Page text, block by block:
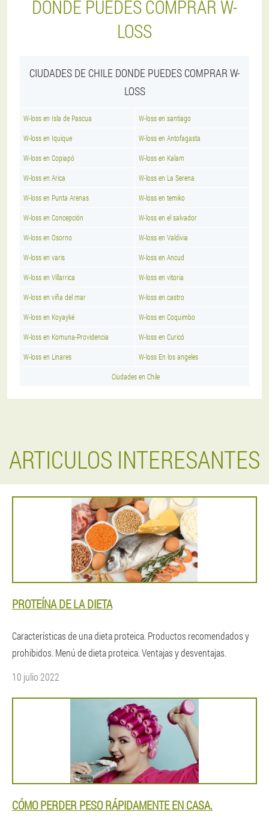
DONDE PUEDES COMPRAR W-
LOSS
CIUDADES DE CHILE DONDE PUEDES COMPRAR W-
LOSS
W-loss en Isla de Pascua W-loss en santiago
W-loss en Iquique W-loss en Antofagasta
W-loss en Copiapó W-loss en Kalam
W-loss en Arica W-loss en La Serena
W-loss en Punta Arenas W-loss en temiko
W-loss en Concepción W-loss en el salvador
W-loss en Osorno W-loss en Valdivia
W-loss en varis W-loss en Ancud
W-loss en Villarrica W-loss en vitoria
W-loss en viña del mar W-loss en castro
W-loss en Koyayké W-loss en Coquimbo
W-loss en Komuna-Providencia W-loss en Curicó
W-loss en Linares W-loss En los angeles
Ciudades en Chile
ARTICULOS INTERESANTES
PROTEÍNA DE LA DIETA
Características de una dieta proteica. Productos recomendados y
prohibidos. Menú de dieta proteica. Ventajas y desventajas.
10 julio 2022
CÓMO PERDER PESO RÁPIDAMENTE EN CASA.